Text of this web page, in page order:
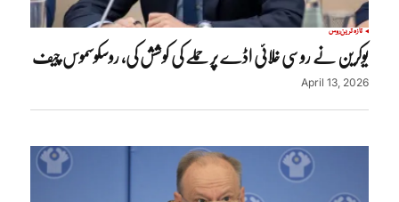
تازہ ترینروس
یوکرین نے روسی خلائی اڈے پر حملے کی کوشش کی، روسکوسموس چیف
April 13, 2026